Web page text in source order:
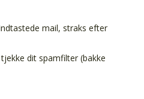
mail, straks efter
dit spamfilter (bakke